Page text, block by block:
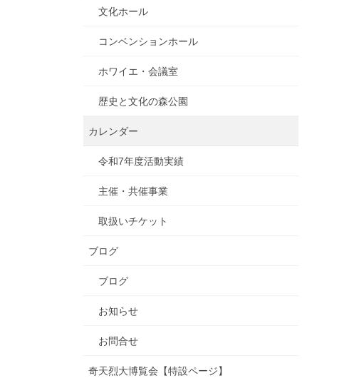
文化ホール
コンベンションホール
ホワイエ・会議室
歴史と文化の森公園
カレンダー
令和7年度活動実績
主催・共催事業
取扱いチケット
ブログ
ブログ
お知らせ
お問合せ
奇天烈大博覧会【特設ページ】